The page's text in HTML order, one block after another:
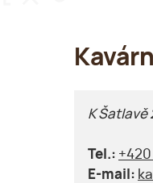
K Šatlavě
Tel.: +420
E-mail: